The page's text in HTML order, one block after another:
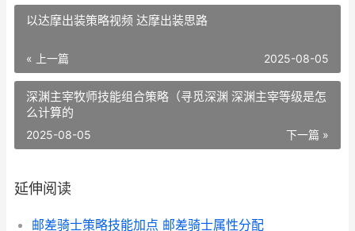
以达摩出装策略视频 达摩出装思路
« 上一篇 2025-08-05
深渊主宰牧师技能组合策略（寻觅深渊 深渊主宰等级是怎
么计算的
下一篇 »
2025-08-05
延伸阅读
邮差骑士策略技能加点 邮差骑士属性分配